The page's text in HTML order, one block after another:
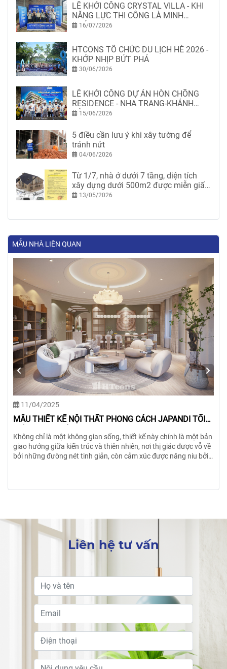
LỄ KHỞI CÔNG CRYSTAL VILLA - KHI
NĂNG LỰC THI CÔNG LÀ MINH
CHỨNG
16/07/2026
HTCONS TỔ CHỨC DU LỊCH HÈ 2026 -
KHỚP NHỊP BỨT PHÁ
30/06/2026
LỄ KHỞI CÔNG DỰ ÁN HÒN CHỒNG
RESIDENCE - NHA TRANG-KHÁNH
HÒA15/06/2026
5 điều cần lưu ý khi xây tường để
tránh nứt
04/06/2026
Từ 1/7, nhà ở dưới 7 tầng, diện tích
xây dựng dưới 500m2 được miễn giấy
phép xây dựng
13/05/2026
MẪU NHÀ LIÊN QUAN
THIẾT KẾ FULL NỘI THẤT BIỆT THỰ 4 TẦNG
Liên hệ tư vấn